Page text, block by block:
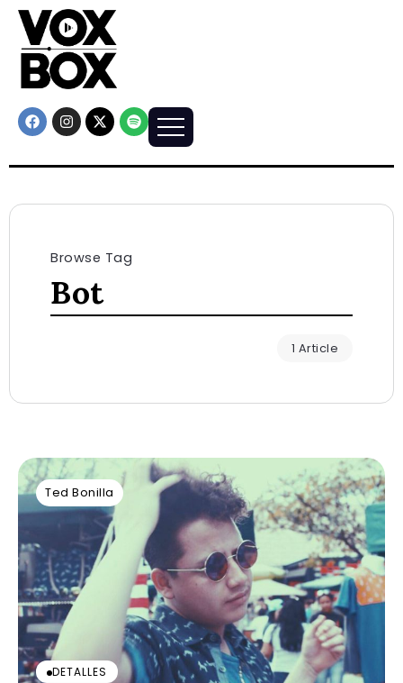
Browse Tag
Bot
1 Article
Ted Bonilla
DETALLES